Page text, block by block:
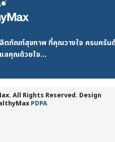
ตภัณฑ์สุขภาพ ที่คุณวางใจ ครบครัน
ลคุณด้วยใจ...
All Rights Reserved. Design
PDPA